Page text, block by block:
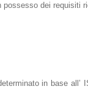
possesso dei requisiti
in base all’